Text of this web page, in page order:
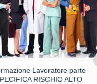
Lavoratore parte
RISCHIO ALTO